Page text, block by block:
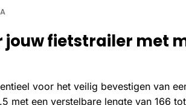
fietstrailer met
voor het veilig bevestigen van
met een verstelbare lengte van 166